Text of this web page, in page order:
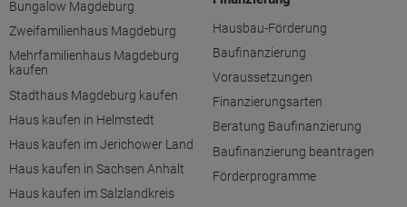
Bungalow Magdeburg
Zweifamilienhaus Magdeburg
Mehrfamilienhaus Magdeburg
kaufen
Stadthaus Magdeburg kaufen
Haus kaufen in Helmstedt
Haus kaufen im Jerichower Land
Haus kaufen in Sachsen Anhalt
Haus kaufen im Salzlandkreis
Hausbau-Förderung
Baufinanzierung
Voraussetzungen
Finanzierungsarten
Beratung Baufinanzierung
Baufinanzierung beantragen
Förderprogramme